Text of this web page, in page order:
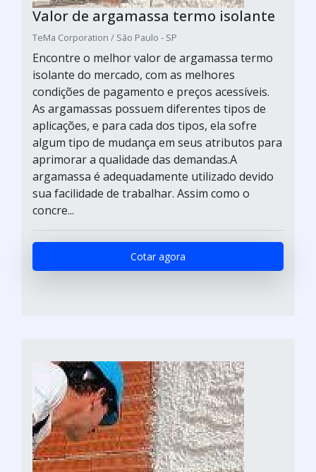
Valor de argamassa termo isolante
TeMa Corporation / São Paulo - SP
Encontre o melhor valor de argamassa termo
isolante do mercado, com as melhores
condições de pagamento e preços acessíveis.
As argamassas possuem diferentes tipos de
aplicações, e para cada dos tipos, ela sofre
algum tipo de mudança em seus atributos para
aprimorar a qualidade das demandas.A
argamassa é adequadamente utilizado devido
sua facilidade de trabalhar. Assim como o
concre...
Cotar agora